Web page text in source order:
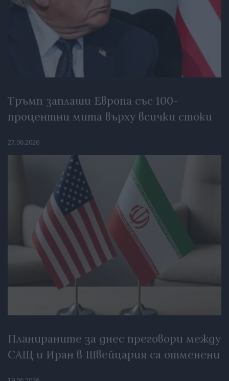
Тръмп заплаши Европа със 100-
процентни мита върху всички стоки
27.06.2026
Планираните за днес преговори между
САЩ и Иран в Швейцария са отменени